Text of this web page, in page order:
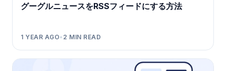
グーグルニュースをRSSフィードにする方法
1 YEAR AGO• 2 MIN READ